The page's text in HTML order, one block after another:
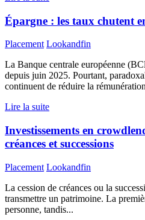
Épargne : les taux chutent
Placement Lookandfin
La Banque centrale européenne
depuis juin 2025. Pourtant,
continuent de réduire la
Lire la suite
Investissements en
créances et successions
Placement Lookandfin
La cession de créances ou la
transmettre un patrimoine. La
personne, tandis...